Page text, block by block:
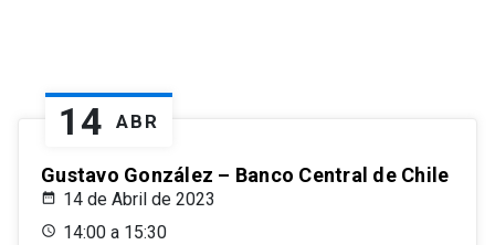
14 ABR
Gustavo González – Banco Central de Chile
14 de Abril de 2023
14:00 a 15:30